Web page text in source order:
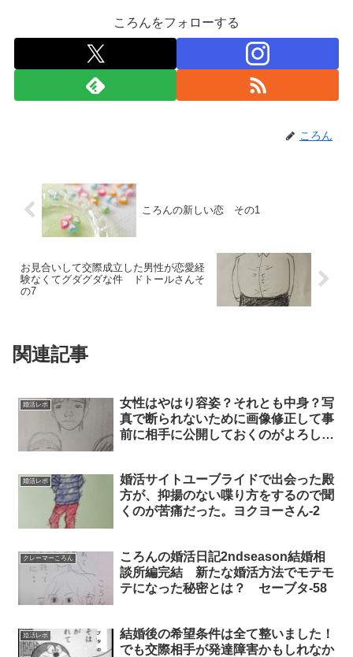
ころんをフォローする
ころん
ころんの新しい恋 その1
お見合いして交際成立した男性が恋愛経
験なくてグダグダな件 ドトールさんそ
の7
関連記事
婚活レポ
女性はやはり容姿？それとも中身？写
真で断られないために画像修正して事
前に相手に公開しておくのがよろし
婚活レポ
婚活サイトユーブライドで出会った殿
方が、抑揚のない喋り方をするので聞
くのが苦痛だった。ヨクヨーさん-2
クレーマーころん
ころんの婚活日記2ndseason結婚相
談所編完結 新たな婚活方法でモテモ
テになった秘密とは？ セーブタ-58
婚活レポ
結婚後の希望条件は全て整いました！
でも交際相手が発達障害かもしれなか